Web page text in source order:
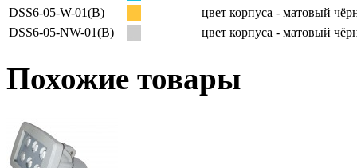
DSS6-05-W-01(B)
цвет корпуса - матовый
DSS6-05-NW-01(B)
цвет корпуса - матовый
Похожие товары